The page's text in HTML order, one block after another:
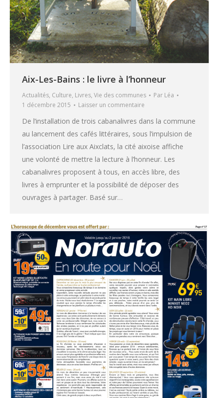
Aix-Les-Bains : le livre à l’honneur
Actualités, Culture, Livres, Vie des communes Par Léa
1 décembre 2015
Laisser un commentaire
De l’installation de trois cabanalivres dans la commune
au lancement des cafés littéraires, sous l’impulsion de
l’association Lire aux Aixclats, la cité aixoise affiche
une volonté de mettre la lecture à l’honneur. Les
cabanalivres proposent à tous, en accès libre, des
livres à emprunter et la possibilité de déposer des
ouvrages à partager. Basé sur…